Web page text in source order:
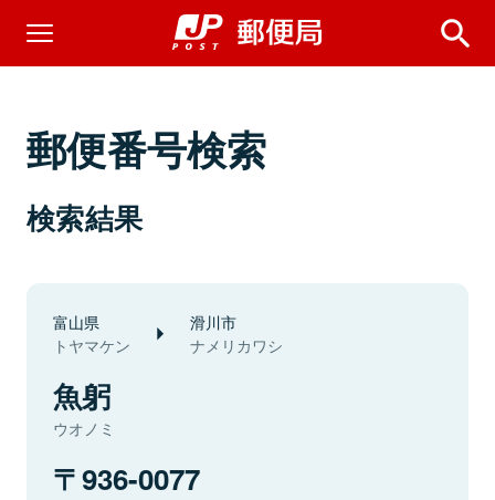
郵便番号検索
検索結果
富山県
トヤマケン
滑川市
ナメリカワシ
魚躬
ウオノミ
936-0077